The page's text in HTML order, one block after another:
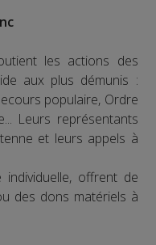
les actions des
aux plus démunis :
populaire, Ordre
Leurs représentants
et leurs appels à
offrent de
des dons matériels à